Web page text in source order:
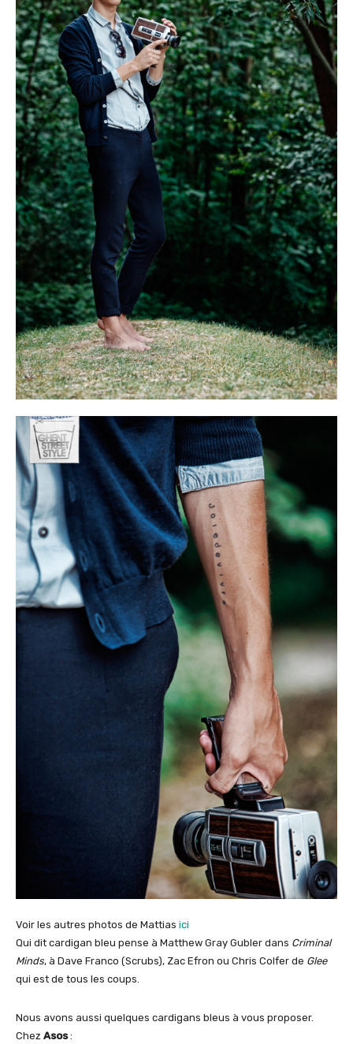
Voir les autres photos de Mattias ici
Qui dit cardigan bleu pense à Matthew Gray Gubler dans Criminal
Minds, à Dave Franco (Scrubs), Zac Efron ou Chris Colfer de Glee
qui est de tous les coups.
Nous avons aussi quelques cardigans bleus à vous proposer.
Chez Asos: